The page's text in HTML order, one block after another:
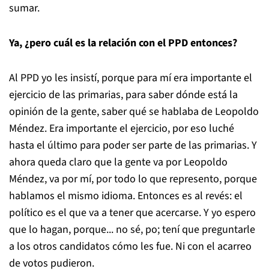
sumar.
Ya, ¿pero cuál es la relación con el PPD entonces?
Al PPD yo les insistí, porque para mí era importante el
ejercicio de las primarias, para saber dónde está la
opinión de la gente, saber qué se hablaba de Leopoldo
Méndez. Era importante el ejercicio, por eso luché
hasta el último para poder ser parte de las primarias. Y
ahora queda claro que la gente va por Leopoldo
Méndez, va por mí, por todo lo que represento, porque
hablamos el mismo idioma. Entonces es al revés: el
político es el que va a tener que acercarse. Y yo espero
que lo hagan, porque... no sé, po; tení que preguntarle
a los otros candidatos cómo les fue. Ni con el acarreo
de votos pudieron.